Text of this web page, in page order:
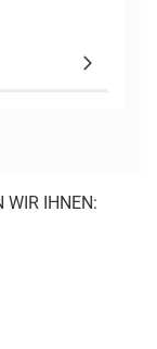
WIR IHNEN: